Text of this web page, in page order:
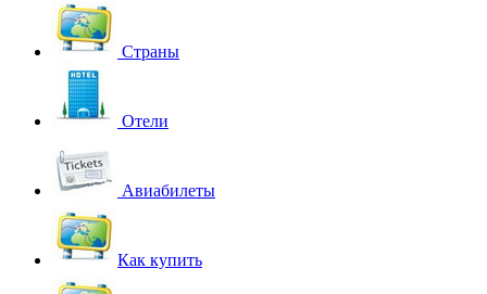
Страны
Отели
Авиабилеты
Как купить